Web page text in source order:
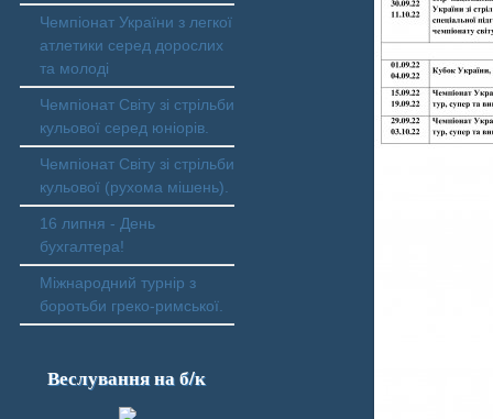
Чемпіонат України з легкої
атлетики серед дорослих
та молоді
Чемпіонат Світу зі стрільби
кульової серед юніорів.
Чемпіонат Світу зі стрільби
кульової (рухома мішень).
16 липня - День
бухгалтера!
Міжнародний турнір з
боротьби греко-римської.
Веслування на б/к